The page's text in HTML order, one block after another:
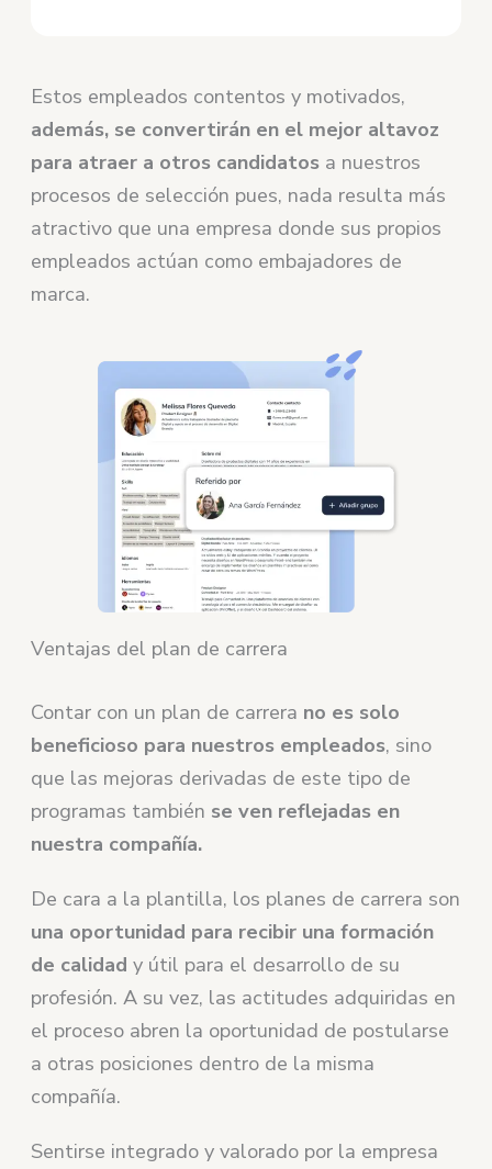
Estos empleados contentos y motivados,
además, se convertirán en el mejor altavoz
para atraer a otros candidatos a nuestros
procesos de selección pues, nada resulta más
atractivo que una empresa donde sus propios
empleados actúan como embajadores de
marca.
Ventajas del plan de carrera
Contar con un plan de carrera no es solo
beneficioso para nuestros empleados, sino
que las mejoras derivadas de este tipo de
programas también se ven reflejadas en
nuestra compañía.
De cara a la plantilla, los planes de carrera son
una oportunidad para recibir una formación
de calidad y útil para el desarrollo de su
profesión. A su vez, las actitudes adquiridas en
el proceso abren la oportunidad de postularse
a otras posiciones dentro de la misma
compañía.
Sentirse integrado y valorado por la empresa